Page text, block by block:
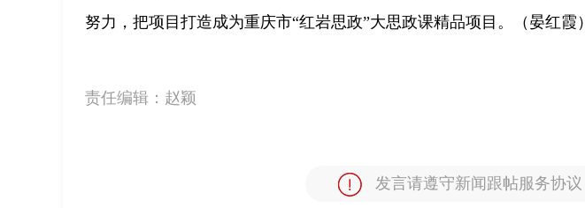
努力，把项目打造成为重庆市“红岩思政”大思政课精品项目。（晏红霞）
责任编辑： 赵颖
发言请遵守新闻跟帖服务协议